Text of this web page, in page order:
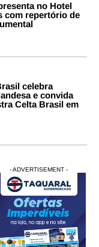
no Hotel
com repertório de
celebra
e convida
Celta Brasil em
-
- ADVERTISEMENT -